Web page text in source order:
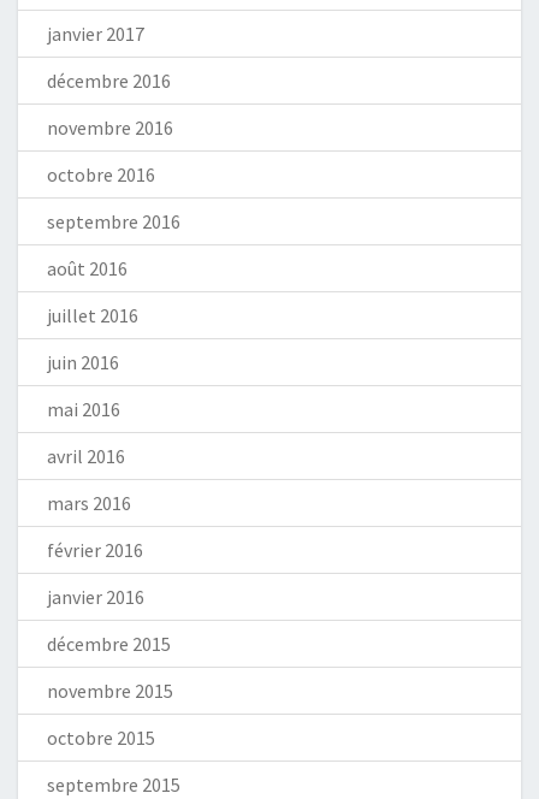
janvier 2017
décembre 2016
novembre 2016
octobre 2016
septembre 2016
août 2016
juillet 2016
juin 2016
mai 2016
avril 2016
mars 2016
février 2016
janvier 2016
décembre 2015
novembre 2015
octobre 2015
septembre 2015